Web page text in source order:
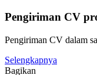
Pengiriman CV
Pengiriman CV dalam
Selengkapnya
Bagikan